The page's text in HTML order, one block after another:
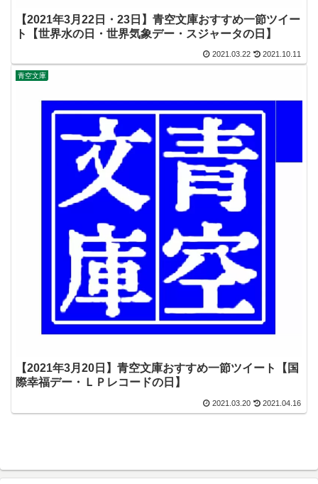
【2021年3月22日・23日】青空文庫おすすめ一節ツイー
ト【世界水の日・世界気象デー・スジャータの日】
2021.03.22 2021.10.11
青空文庫
【2021年3月20日】青空文庫おすすめ一節ツイート【国
際幸福デー・ＬＰレコードの日】
2021.03.20 2021.04.16